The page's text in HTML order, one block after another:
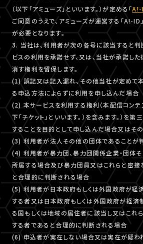
（以下「アミューズ」といいます。）が定める「A!-
ご同意のうえで、アミューズが運営する「A!-ID
が必要となります。
3. 当社は、利用者が次の各号に該当すると判
ビスの利用を承諾せず、又は、当社が承諾し
消す権利を留保します。
(1) 誤記又は記入漏れ、その他当社が定めて
る申込方法によらずに利用を申し込んだ場合
(2) 本サービスを利用する権利（本配信コンテ
下「チケット」といいます。）を含みます。）を
することを目的として申し込んだ場合又はそ
(3) 利用者が法人その他の団体であることが
(4) 利用者が暴力団、暴力団関係企業・団体
所属する場合及び暴力団員又はこれらと密接
と合理的に判断される場合
(5) 利用者が日本政府もしくは外国政府が経
する者又は日本政府もしくは外国政府が経済
る国もしくは地域の居住者に該当し又はこれ
する者であると合理的に判断される場合
(6) 申込者が実在しない場合又は実在が疑わ